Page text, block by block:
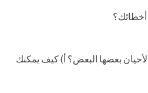
أخطائك؟
بعضها البعض؟ أ) كيف يمكنك